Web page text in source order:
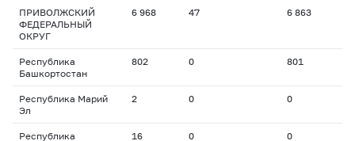
ПРИВОЛЖСКИЙ
ФЕДЕРАЛЬНЫЙ
ОКРУГ
6 968 47 6 863
Республика
Башкортостан
802 0 801
Республика Марий
Эл
2 0 0
Республика 16 0 0